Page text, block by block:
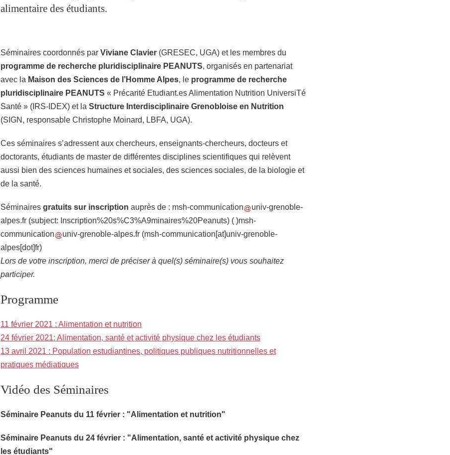
alimentaire des étudiants.
Séminaires coordonnés par Viviane Clavier(GRESEC, UGA) et les membres du
programme de recherche pluridisciplinaire PEANUTS, organisés en partenariat
avec la Maison des Sciences de l’Homme Alpes, le programme de recherche
pluridisciplinaire PEANUTS « Précarité Etudiant.es Alimentation Nutrition UniversiTé
Santé » (IRS-IDEX) et la Structure Interdisciplinaire Grenobloise en Nutrition
(SIGN, responsable Christophe Moinard, LBFA, UGA).
Ces séminaires s’adressent aux chercheurs, enseignants-chercheurs, docteurs et
doctorants, étudiants de master de différentes disciplines scientifiques qui relèvent
aussi bien des sciences humaines et sociales, des sciences sociales, de la biologie et
de la santé.
Séminaires gratuits sur inscription auprès de : msh-communication
univ-grenoble-
alpes.fr(subject: Inscription%20s%C3%A9minaires%20Peanuts) ( )msh-
communication
univ-grenoble-alpes.fr(msh-communication[at]univ-grenoble-
alpes[dot]fr)
Lors de votre inscription, merci de préciser à quel(s) séminaire(s) vous souhaitez
participer.
Programme
11 février 2021 : Alimentation et nutrition
24 février 2021: Alimentation, santé et activité physique chez les étudiants
13 avril 2021 : Population estudiantines, politiques publiques nutritionnelles et
pratiques médiatiques
Vidéo des Séminaires
Séminaire Peanuts du 11 février : "Alimentation et nutrition"
Séminaire Peanuts du 24 février : "Alimentation, santé et activité physique chez
les étudiants"